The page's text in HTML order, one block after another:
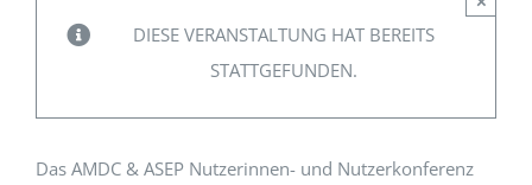
DIESE VERANSTALTUNG HAT BEREITS
STATTGEFUNDEN.
Das AMDC & ASEP Nutzerinnen- und Nutzerkonferenz